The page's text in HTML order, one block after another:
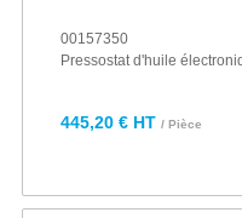
00157350
Pressostat d'huile
445,20 € HT / Pièce